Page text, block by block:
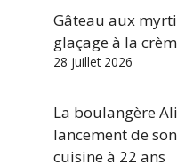
Gâteau aux
glaçage à la
28 juillet 2026
La boulangère
lancement de
cuisine à 22 ans